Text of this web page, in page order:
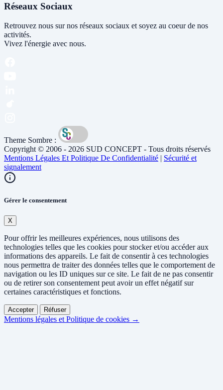
Réseaux Sociaux
Retrouvez nous sur nos réseaux sociaux et soyez au coeur de nos
activités.
Vivez l'énergie avec nous.
Theme Sombre :
Copyright © 2006 - 2026 SUD CONCEPT - Tous droits réservés
Mentions Légales Et Politique De Confidentialité | Sécurité et
signalement
Gérer le consentement
X
Pour offrir les meilleures expériences, nous utilisons des
technologies telles que les cookies pour stocker et/ou accéder aux
informations des appareils. Le fait de consentir à ces technologies
nous permettra de traiter des données telles que le comportement de
navigation ou les ID uniques sur ce site. Le fait de ne pas consentir
ou de retirer son consentement peut avoir un effet négatif sur
certaines caractéristiques et fonctions.
Accepter Réfuser
Mentions légales et Politique de cookies →